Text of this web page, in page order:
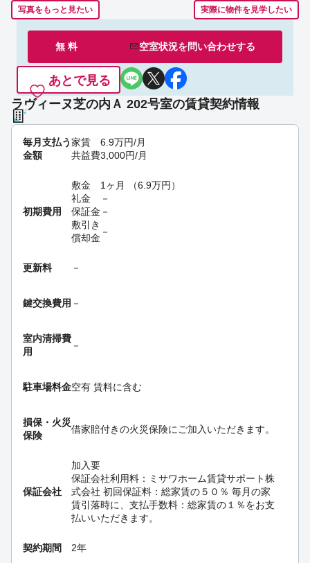
写真をもっと見たい 実際に物件を見学したい
無 料 空室状況を問い合わせする
あとで見る
ラヴィーヌ芝の内Ａ 202号室の賃貸契約情報
毎月支払う
金額
家賃 6.9万円/月
共益費3,000円/月
初期費用
敷金 1ヶ月 （6.9万円 ）
礼金
－
保証金 －
敷引き
償却金
－
更新料 －
鍵交換費用 －
室内清掃費
用
－
駐車場料金空有 賃料に含む
損保・ 火災
保険
借家賠付きの火災保険にご加入いただきます。
保証会社
加入要
保証会社利用料：ミサワホーム賃貸サポート株
式会社 初回保証料：総家賃の５０％ 毎月の家
賃引落時に、支払手数料：総家賃の１％をお支
払いいただきます。
契約期間 2年